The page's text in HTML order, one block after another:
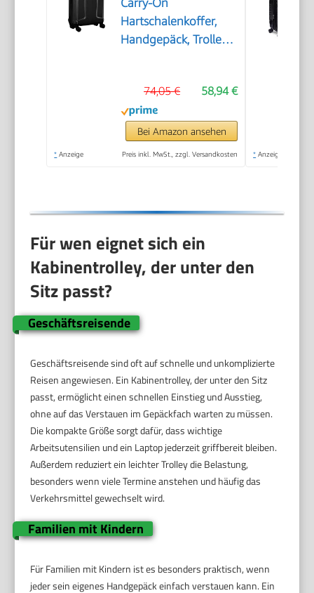
Carry-On
Hartschalenkoffer,
Handgepäck, Trolley,
Reisen Urlaub,
Schwarz, 610865
58,94 €
74,05 €
Bei Amazon ansehen
* Anzeige Preis inkl. MwSt., zzgl. Versandkosten * Anzeige
Für wen eignet sich ein
Kabinentrolley, der unter den
Sitz passt?
Geschäftsreisende
Geschäftsreisende sind oft auf schnelle und unkomplizierte
Reisen angewiesen. Ein Kabinentrolley, der unter den Sitz
passt, ermöglicht einen schnellen Einstieg und Ausstieg,
ohne auf das Verstauen im Gepäckfach warten zu müssen.
Die kompakte Größe sorgt dafür, dass wichtige
Arbeitsutensilien und ein Laptop jederzeit griffbereit bleiben.
Außerdem reduziert ein leichter Trolley die Belastung,
besonders wenn viele Termine anstehen und häufig das
Verkehrsmittel gewechselt wird.
Familien mit Kindern
Für Familien mit Kindern ist es besonders praktisch, wenn
jeder sein eigenes Handgepäck einfach verstauen kann. Ein